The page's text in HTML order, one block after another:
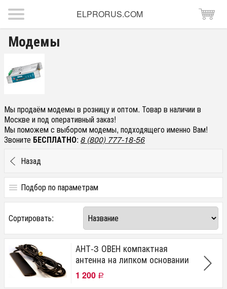
ELPRORUS.COM
Модемы
Мы продаём модемы в розницу и оптом. Товар в наличии в
Москве и под оперативный заказ!
Мы поможем с выбором модемы, подходящего именно Вам!
Звоните БЕСПЛАТНО: 8 (800) 777-18-56
Назад
Подбор по параметрам
Цена
от до
Производитель
OWEN
Сортировать:
АНТ-3 ОВЕН компактная
антенна на липком основании
1 200 Р